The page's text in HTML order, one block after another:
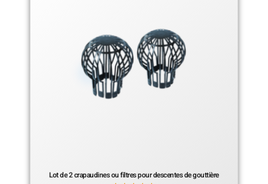
Lot de 2 crapaudines ou filtres pour descentes de gouttière